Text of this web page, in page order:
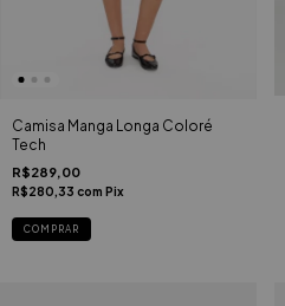
Camisa Manga Longa Coloré
Tech
R$289,00
R$280,33 com Pix
COMPRAR